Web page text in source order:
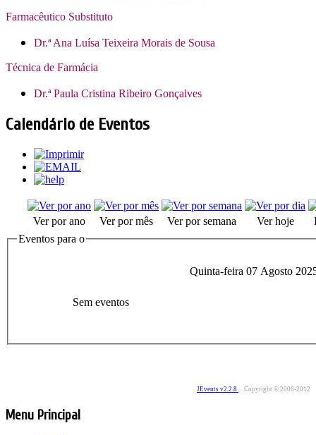
Farmacêutico Substituto
Dr.ª Ana Luísa Teixeira Morais de Sousa
Técnica de Farmácia
Dr.ª Paula Cristina Ribeiro Gonçalves
Calendário de Eventos
Ver por ano Ver por mês Ver por semana Ver hoje
Eventos para o
Quinta-feira 07 Agosto
Sem eventos
JEvents v2.2.8 Copyright © 2006-2012
Menu Principal